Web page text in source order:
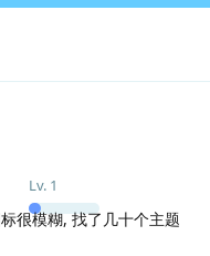
Lv. 1
很模糊, 找了几十个主题